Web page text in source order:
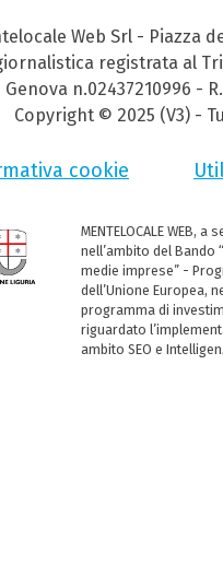
Web Srl - Piazza
registrata al
n.02437210996 -
Copyright © 2025 (V3) -
cookie
MENTELOCALE
nell’ambito del
medie imprese” -
dell’Unione Europea,
programma di
riguardato
ambito SEO e